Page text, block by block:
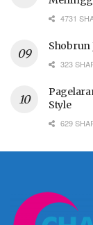
4731
Shobrun
323
Style
629